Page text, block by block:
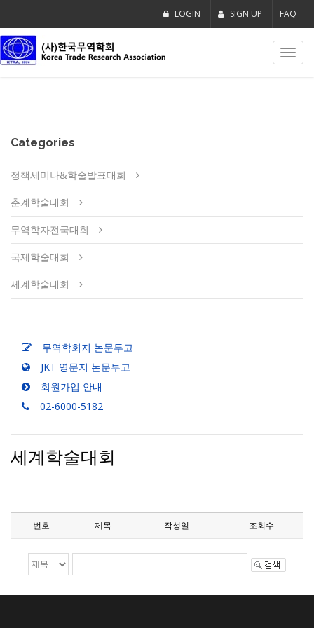
LOGIN SIGN UP FAQ
Categories
정책세미나&학술발표대회
춘계학술대회
무역학자전국대회
국제학술대회
세계학술대회
무역학회지 논문투고
JKT 영문지 논문투고
회원가입 안내
02-6000-5182
세계학술대회
번호 제목 작성일 조회수